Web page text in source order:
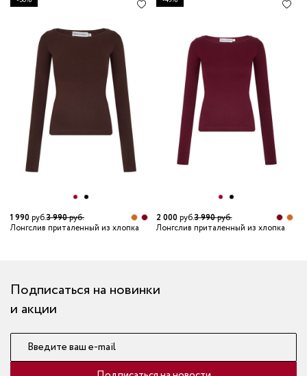
1 990руб.3 990руб.
Лонгслив приталенный из хлопка
2 000руб.3 990руб.
Лонгслив приталенный из хлопка
Подписаться на новинки
и акции
Введите ваш e-mail